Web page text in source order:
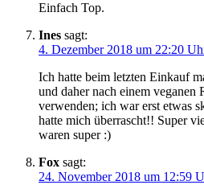
Einfach Top.
Ines sagt:
4. Dezember 2018 um 22:20
Ich hatte beim letzten Einkauf
und daher nach einem veganen
verwenden; ich war erst etwas
hatte mich überrascht!! Super
waren super :)
Fox sagt:
24. November 2018 um 12:59